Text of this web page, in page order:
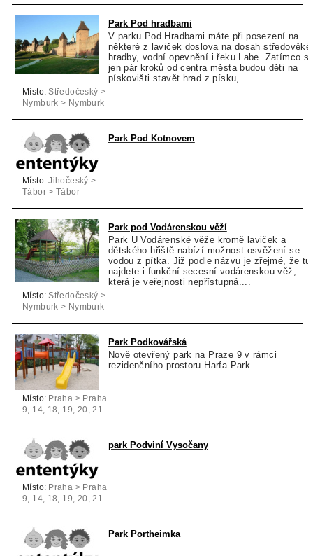
Park Pod hradbami
V parku Pod Hradbami máte při posezení na
některé z laviček doslova na dosah středověké
hradby, vodní opevnění i řeku Labe. Zatímco si
jen pár kroků od centra města budou děti na
pískovišti stavět hrad z písku,...
Místo: Středočeský >
Nymburk > Nymburk
Park Pod Kotnovem
Místo: Jihočeský >
Tábor > Tábor
Park pod Vodárenskou věží
Park U Vodárenské věže kromě laviček a
dětského hřiště nabízí možnost osvěžení se
vodou z pítka. Již podle názvu je zřejmé, že tu
najdete i funkční secesní vodárenskou věž,
která je veřejnosti nepřístupná....
Místo: Středočeský >
Nymburk > Nymburk
Park Podkovářská
Nově otevřený park na Praze 9 v rámci
rezidenčního prostoru Harfa Park.
Místo: Praha > Praha
9, 14, 18, 19, 20, 21
park Podviní Vysočany
Místo: Praha > Praha
9, 14, 18, 19, 20, 21
Park Portheimka